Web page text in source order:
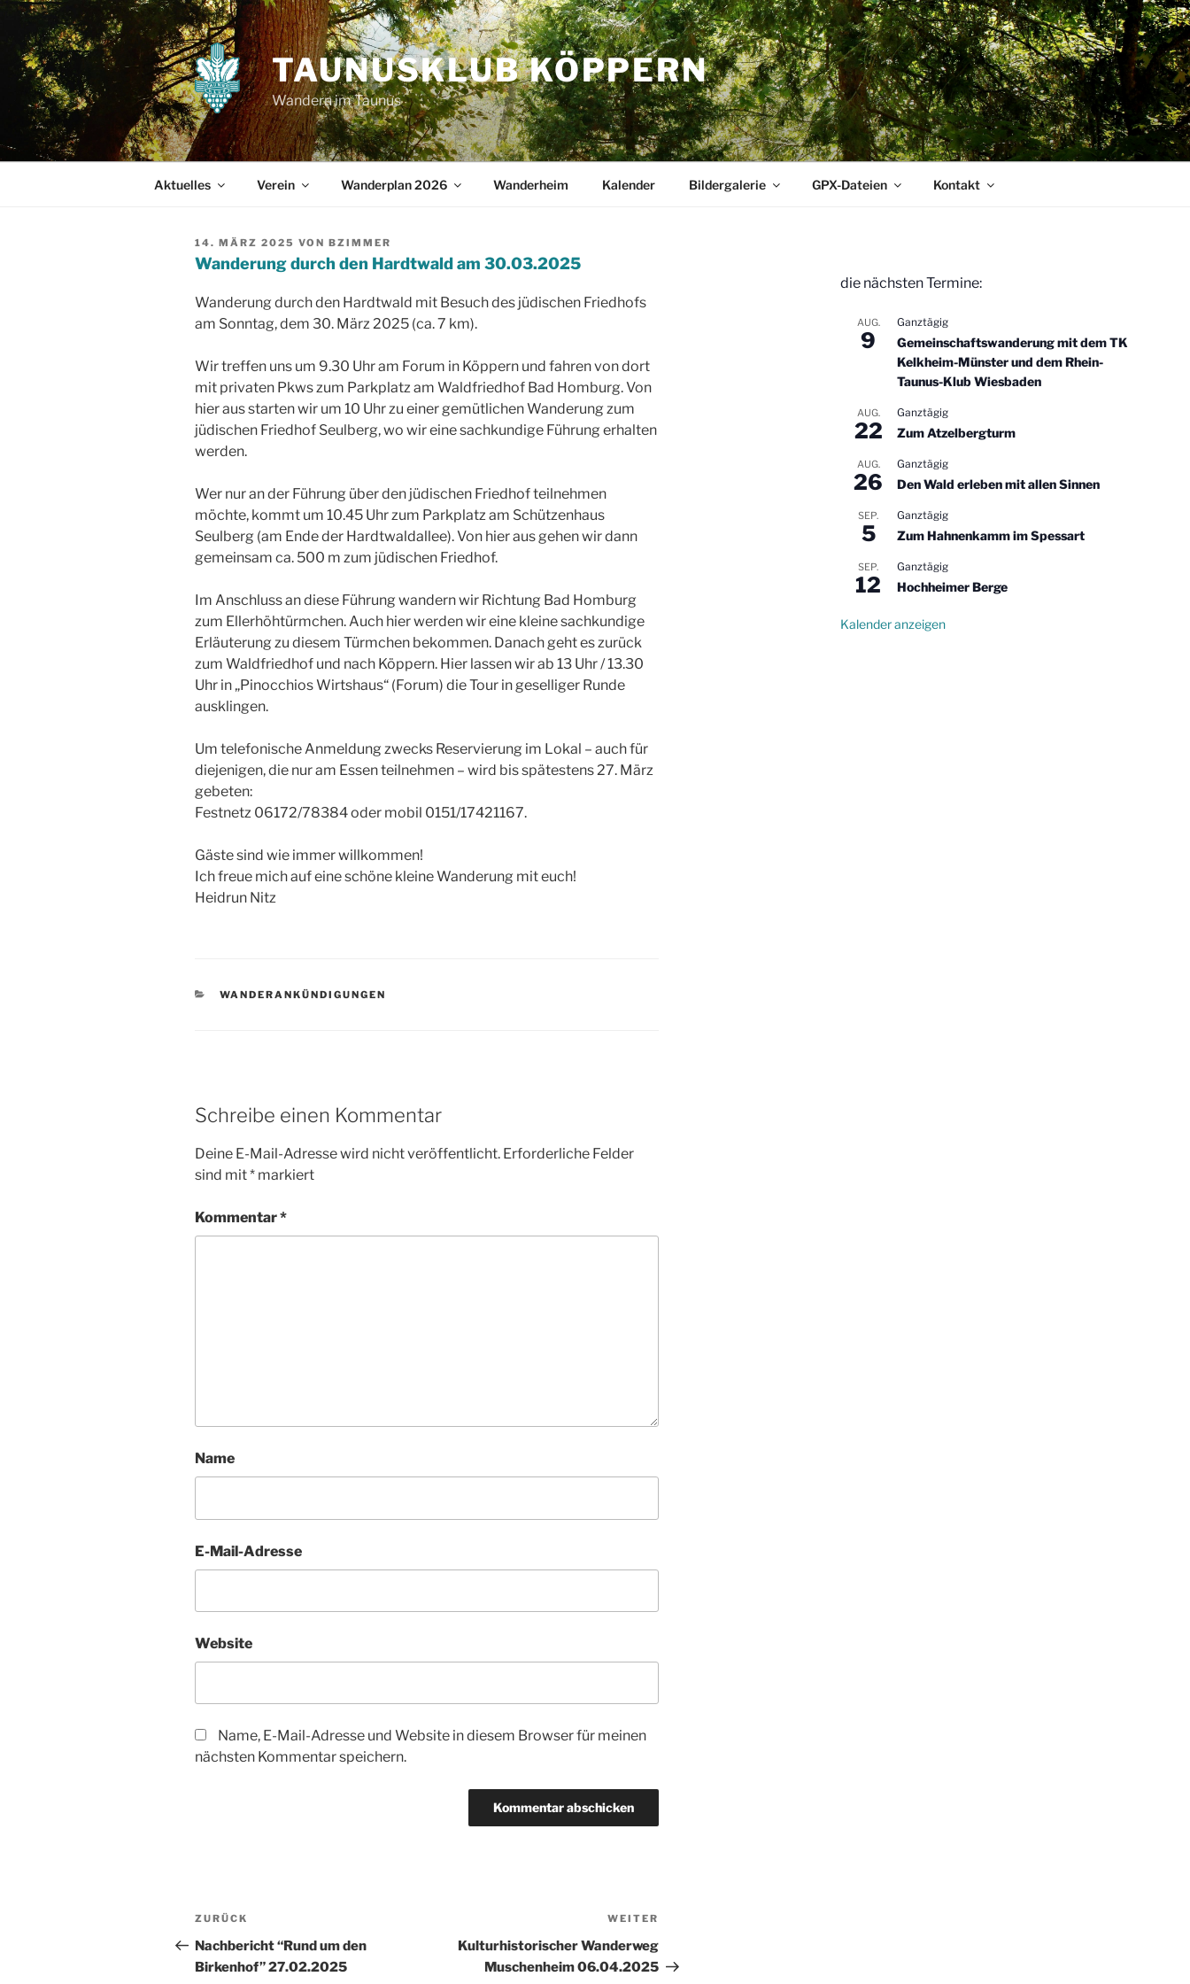
Zum
Inhalt
springen
TAUNUSKLUB KÖPPERN
Wandern im Taunus
Aktuelles Verein Wanderplan 2026 Wanderheim Kalender Bildergalerie GPX-Dateien Kontakt
VERÖFFENTLICHT
AM
14. MÄRZ 2025 VON BZIMMER
Wanderung durch den Hardtwald am 30.03.2025
Wanderung durch den Hardtwald mit Besuch des jüdischen Friedhofs
am Sonntag, dem 30. März 2025 (ca. 7 km).
Wir treffen uns um 9.30 Uhr am Forum in Köppern und fahren von dort
mit privaten Pkws zum Parkplatz am Waldfriedhof Bad Homburg. Von
hier aus starten wir um 10 Uhr zu einer gemütlichen Wanderung zum
jüdischen Friedhof Seulberg, wo wir eine sachkundige Führung erhalten
werden.
Wer nur an der Führung über den jüdischen Friedhof teilnehmen
möchte, kommt um 10.45 Uhr zum Parkplatz am Schützenhaus
Seulberg (am Ende der Hardtwaldallee). Von hier aus gehen wir dann
gemeinsam ca. 500 m zum jüdischen Friedhof.
Im Anschluss an diese Führung wandern wir Richtung Bad Homburg
zum Ellerhöhtürmchen. Auch hier werden wir eine kleine sachkundige
Erläuterung zu diesem Türmchen bekommen. Danach geht es zurück
zum Waldfriedhof und nach Köppern. Hier lassen wir ab 13 Uhr / 13.30
Uhr in „Pinocchios Wirtshaus“ (Forum) die Tour in geselliger Runde
ausklingen.
Um telefonische Anmeldung zwecks Reservierung im Lokal – auch für
diejenigen, die nur am Essen teilnehmen – wird bis spätestens 27. März
gebeten:
Festnetz 06172/78384 oder mobil 0151/17421167.
Gäste sind wie immer willkommen!
Ich freue mich auf eine schöne kleine Wanderung mit euch!
Heidrun Nitz
KATEGORIEN
WANDERANKÜNDIGUNGEN
Schreibe einen Kommentar
Deine E-Mail-Adresse wird nicht veröffentlicht. Erforderliche Felder
sind mit* markiert
Kommentar*
Name
E-Mail-Adresse
Website
Name, E-Mail-Adresse und Website in diesem Browser für meinen
nächsten Kommentar speichern.
Beitragsnavigation
Vorheriger
Beitrag
ZURÜCK
Nachbericht “Rund um den
Birkenhof” 27.02.2025
Beitrag
WEITER
Kulturhistorischer Wanderweg
Muschenheim 06.04.2025
die nächsten Termine:
AUG.
9
Ganztägig
Gemeinschaftswanderung mit dem TK
Kelkheim-Münster und dem Rhein-
Taunus-Klub Wiesbaden
AUG.
22
Ganztägig
Zum Atzelbergturm
AUG.
26
Ganztägig
Den Wald erleben mit allen Sinnen
SEP.
5
Ganztägig
Zum Hahnenkamm im Spessart
SEP.
12
Ganztägig
Hochheimer Berge
Kalender anzeigen